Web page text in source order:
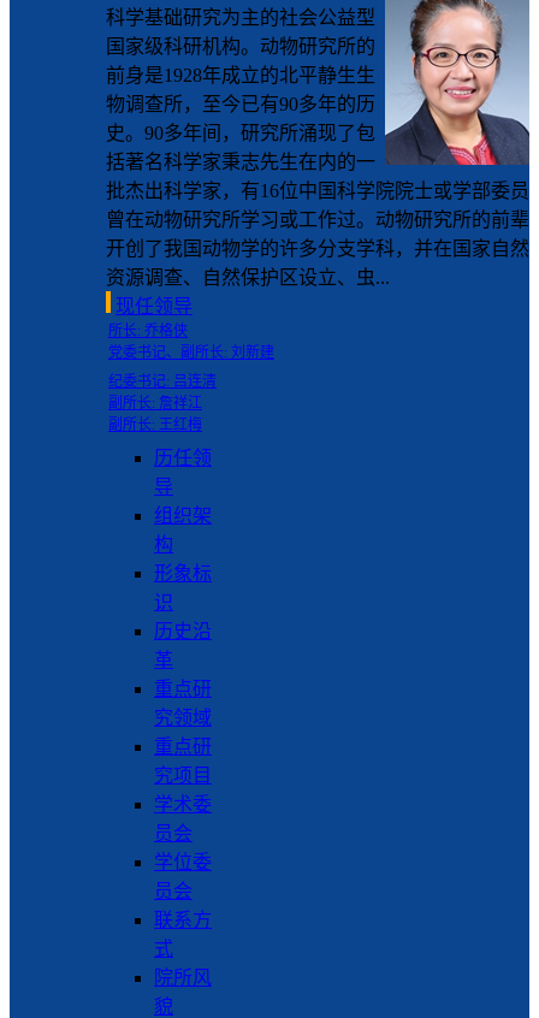
科学基础研究为主的社会公益型
国家级科研机构。动物研究所的
前身是1928年成立的北平静生生
物调查所，至今已有90多年的历
史。90多年间，研究所涌现了包
括著名科学家秉志先生在内的一
批杰出科学家，有16位中国科学院院士或学部委员
曾在动物研究所学习或工作过。动物研究所的前辈
开创了我国动物学的许多分支学科，并在国家自然
资源调查、自然保护区设立、虫...
现任领导
所长: 乔格侠
党委书记、副所长: 刘新建
纪委书记: 吕连清
副所长: 詹祥江
副所长: 王红梅
历任领
导
组织架
构
形象标
识
历史沿
革
重点研
究领域
重点研
究项目
学术委
员会
学位委
员会
联系方
式
院所风
貌